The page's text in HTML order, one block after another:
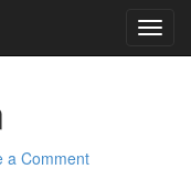
a Comment